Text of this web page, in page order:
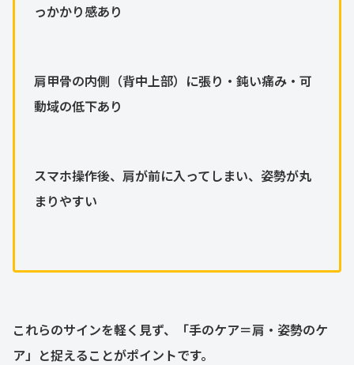
っかかり感あり
肩甲骨の内側（背中上部）に張り・鈍い痛み・可
動域の低下あり
スマホ操作後、肩が前に入ってしまい、姿勢が丸
まりやすい
これらのサインを軽く見ず、「手のケア＝肩・姿勢のケ
ア」と捉えることがポイントです。